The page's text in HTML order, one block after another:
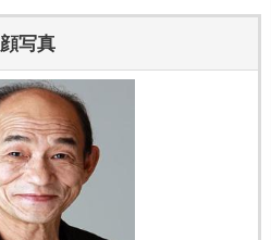
顔写真